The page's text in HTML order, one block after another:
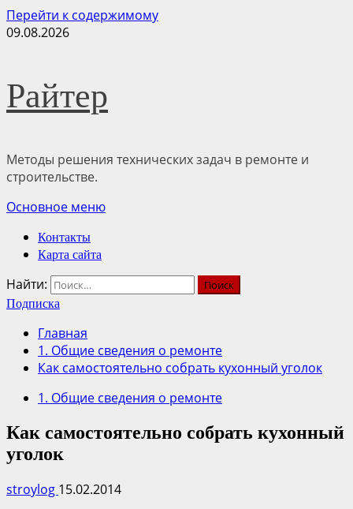
Перейти к содержимому
09.08.2026
Райтер
Методы решения технических задач в ремонте и
строительстве.
Основное меню
Контакты
Карта сайта
Найти:
Подписка
Главная
1. Общие сведения о ремонте
Как самостоятельно собрать кухонный уголок
1. Общие сведения о ремонте
Как самостоятельно собрать кухонный
уголок
stroylog 15.02.2014